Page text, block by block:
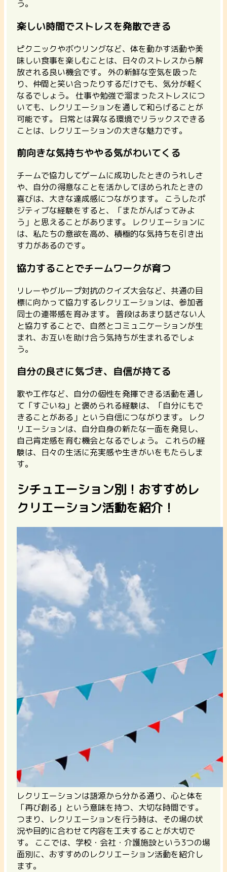
う。
楽しい時間でストレスを発散できる
ピクニックやボウリングなど、体を動かす活動や美
味しい食事を楽しむことは、日々のストレスから解
放される良い機会です。 外の新鮮な空気を吸った
り、仲間と笑い合ったりするだけでも、気分が軽く
なるでしょう。
仕事や勉強で溜まったストレスにつ
いても、レクリエーションを通して和らげることが
可能です。 日常とは異なる環境でリラックスできる
ことは、レクリエーションの大きな魅力です。
前向きな気持ちややる気がわいてくる
チームで協力してゲームに成功したときのうれしさ
や、自分の得意なことを活かしてほめられたときの
喜びは、大きな達成感につながります。 こうしたポ
ジティブな経験をすると、「またがんばってみよ
う」と思えることがあります。
レクリエーションに
は、私たちの意欲を高め、積極的な気持ちを引き出
す力があるのです。
協力することでチームワークが育つ
リレーやグループ対抗のクイズ大会など、共通の目
標に向かって協力するレクリエーションは、参加者
同士の連帯感を育みます。 普段はあまり話さない人
と協力することで、自然とコミュニケーションが生
まれ、お互いを助け合う気持ちが生まれるでしょ
う。
自分の良さに気づき、自信が持てる
歌や工作など、自分の個性を発揮できる活動を通し
て「すごいね」と褒められる経験は、「自分にもで
きることがある」という自信につながります。
レク
リエーションは、自分自身の新たな一面を発見し、
自己肯定感を育む機会となるでしょう。
これらの経
験は、日々の生活に充実感や生きがいをもたらしま
す。
シチュエーション別！おすすめレ
クリエーション活動を紹介！
レクリエーションは語源から分かる通り、心と体を
「再び創る」という意味を持つ、大切な時間です。
つまり、レクリエーションを行う時は、その場の状
況や目的に合わせて内容を工夫することが大切で
す。 ここでは、学校・会社・介護施設という3つの場
面別に、おすすめのレクリエーション活動を紹介し
ます。